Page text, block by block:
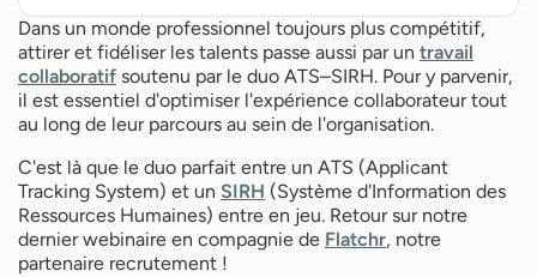
Dans un monde professionnel toujours plus compétitif,
attirer et fidéliser les talents passe aussi par un travail
collaboratif soutenu par le duo ATS–SIRH. Pour y parvenir,
il est essentiel d'optimiser l'expérience collaborateur tout
au long de leur parcours au sein de l'organisation.
C'est là que le duo parfait entre un ATS (Applicant
Tracking System) et un SIRH (Système d'Information des
Ressources Humaines) entre en jeu. Retour sur notre
dernier webinaire en compagnie de Flatchr, notre
partenaire recrutement !
Recrutement, quels enjeux aujourd’hui ?
L’ATS, l’outil pour une expérience candidat
optimale...
… et le SIRH pour accompagner le collaborateur
tout au long de son parcours dans l’entreprise !